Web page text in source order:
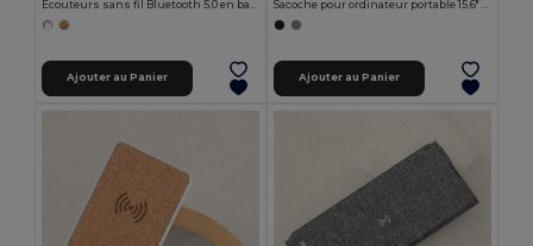
Ajouter au Panier Ajouter au Panier